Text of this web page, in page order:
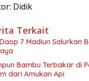
Didik
Terkait
7 Madiun Salurkan
Bambu Terbakar di
dari Amukan Api